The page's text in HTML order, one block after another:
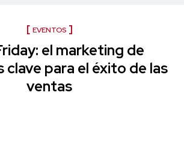
EVENTOS
el marketing de
clave para el éxito de las
ventas